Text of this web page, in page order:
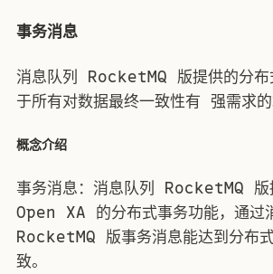
事务消息
消息队列 RocketMQ 版提供的分布
于所有对数据最终一致性有 强需求的
概念介绍
事务消息：消息队列 RocketMQ
Open XA 的分布式事务功能，通过
RocketMQ 版事务消息能达到分布
致。